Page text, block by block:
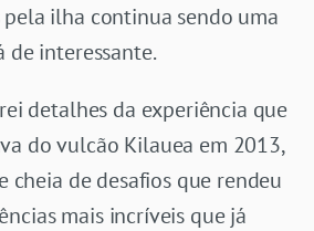
pela ilha continua sendo uma
de interessante.
detalhes da experiência que
do vulcão Kilauea em 2013,
de desafios que rendeu
mais incríveis que já